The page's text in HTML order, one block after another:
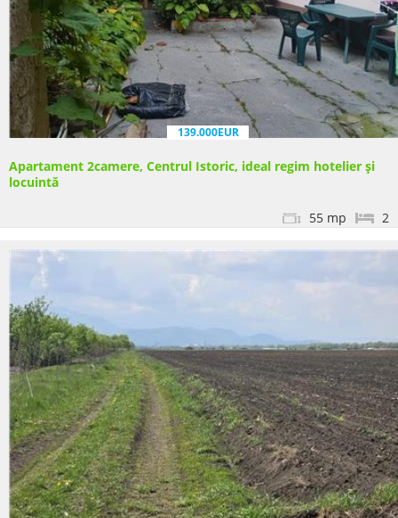
139.000EUR
Apartament 2camere, Centrul Istoric, ideal regim hotelier și
locuintă
2
55 mp